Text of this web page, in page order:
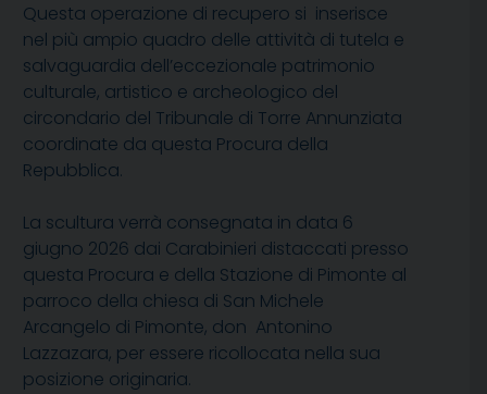
Questa operazione di recupero si inserisce
nel più ampio quadro delle attività di tutela e
salvaguardia dell’eccezionale patrimonio
culturale, artistico e archeologico del
circondario del Tribunale di Torre Annunziata
coordinate da questa Procura della
Repubblica.
La scultura verrà consegnata in data 6
giugno 2026 dai Carabinieri distaccati presso
questa Procura e della Stazione di Pimonte al
parroco della chiesa di San Michele
Arcangelo di Pimonte, don Antonino
Lazzazara, per essere ricollocata nella sua
posizione originaria.